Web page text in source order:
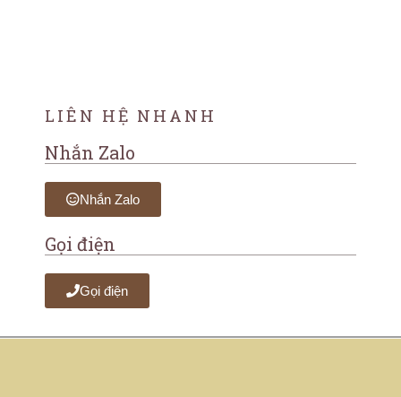
LIÊN HỆ NHANH
Nhắn Zalo
Nhắn Zalo
Gọi điện
Gọi điện